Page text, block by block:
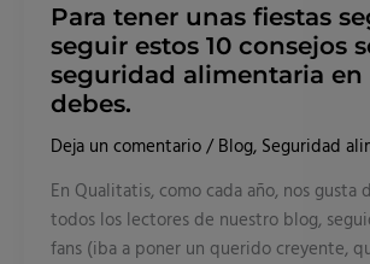
Para tener unas fiestas
seguir estos 10 consejos
seguridad alimentaria en
debes.
Deja un comentario / Blog, Seguridad
En Qualitatis, como cada año, nos gusta
todos los lectores de nuestro blog,
fans (iba a poner un querido creyente,